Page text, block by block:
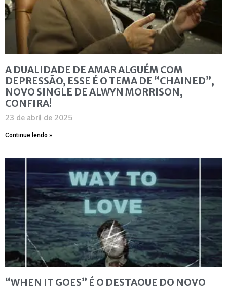
A DUALIDADE DE AMAR ALGUÉM COM
DEPRESSÃO, ESSE É O TEMA DE “CHAINED”,
NOVO SINGLE DE ALWYN MORRISON,
CONFIRA!
23 de abril de 2025
Continue lendo »
“WHEN IT GOES” É O DESTAQUE DO NOVO